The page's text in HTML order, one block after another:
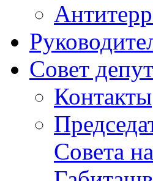
Совет
Контакты
Совета